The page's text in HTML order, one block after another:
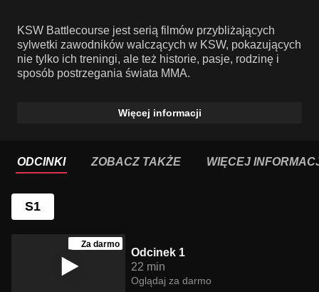
KSW Battlecourse jest serią filmów przybliżających
sylwetki zawodników walczących w KSW, pokazujących
nie tylko ich treningi, ale też historie, pasje, rodzinę i
sposób postrzegania świata MMA.
Więcej informacji
ODCINKI ZOBACZ TAKŻE WIĘCEJ
S1
Za darmo
Odcinek 1
22 min
Oglądaj za darmo